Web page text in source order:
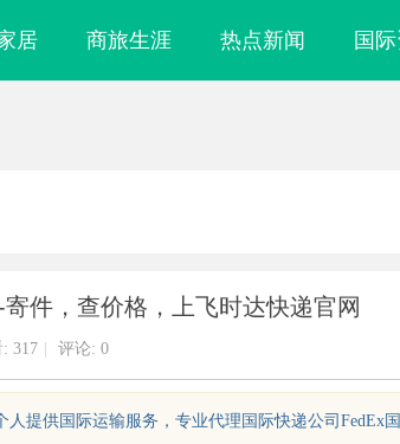
居 商旅生涯 热点新闻 国
件，查价格，上飞时达快递官网
: 317 评论: 0
提供国际运输服务，专业代理国际快递公司FedEx国